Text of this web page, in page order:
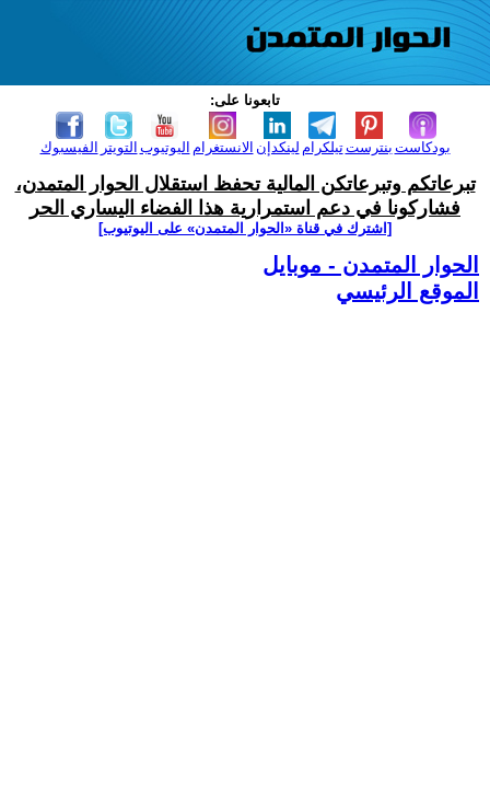
تابعونا على:
الفيسبوك التويتر اليوتيوب الانستغرام لينكدإن تيلكرامبنترست بودكاست
تبرعاتكم وتبرعاتكن المالية تحفظ استقلال الحوار المتمدن،
فشاركونا في دعم استمرارية هذا الفضاء اليساري الحر
[اشترك في قناة ‫«الحوار المتمدن» على اليوتيوب]
الحوار المتمدن - موبايل
الموقع الرئيسي